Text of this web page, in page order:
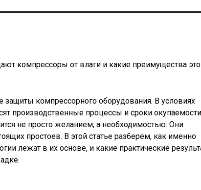
компрессоры от влаги и какие преимущества это
компрессорного оборудования. В условиях
производственные процессы и сроки окупаемости
не просто желанием, а необходимостью. Они
простоев. В этой статье разберём, как именно
лежат в их основе, и какие практические